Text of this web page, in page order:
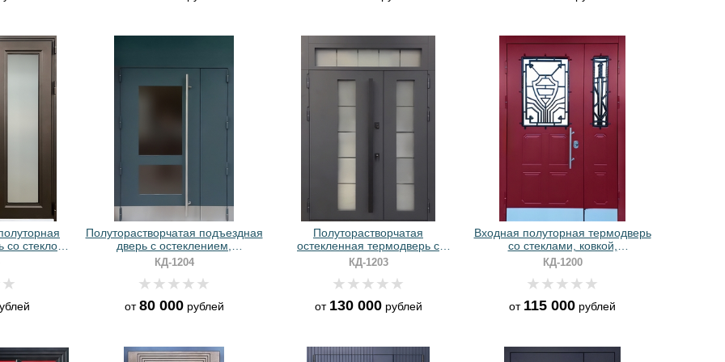
стеклом
Полуторастворчатая подъездная
дверь с остеклением,
отбойником и вертикальной
ручкой (отделка зеленым
порошковым напылением)
КД-1204
от80 000рублей
Полуторастворчатая
остекленная термодверь с
длинной ручкой и темно-серыми
панелями МДФ RAL
КД-1203
от 130 000рублей
Входная полуторная термодверь
со стеклами, ковкой,
отбойниками и красными
панелями МДФ RAL
КД-1200
от 115 000 рублей